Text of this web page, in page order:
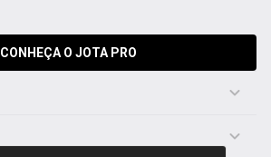
CONHEÇA O JOTA PRO